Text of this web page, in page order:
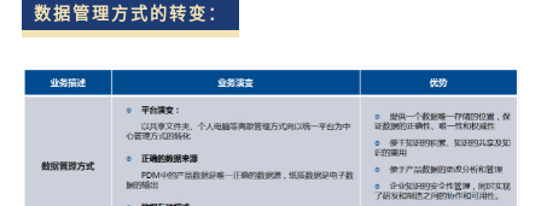
数据管理方式的转变：